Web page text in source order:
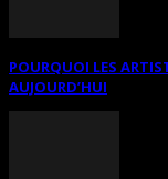
POURQUOI LES
AUJOURD’HUI